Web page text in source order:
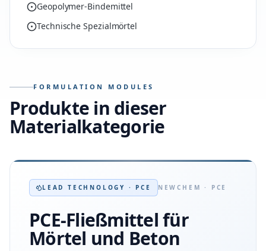
Geopolymer-Bindemittel
Technische Spezialmörtel
FORMULATION MODULES
Produkte in dieser
Materialkategorie
LEAD TECHNOLOGY · PCE NEWCHEM · PCE
PCE-Fließmittel für
Mörtel und Beton